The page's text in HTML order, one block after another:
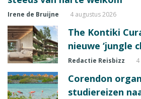
Irene de Bruijne 4 augustus 2026
The Kontiki
nieuwe ‘jungle
Redactie Reisbizz
Corendon
studiereizen